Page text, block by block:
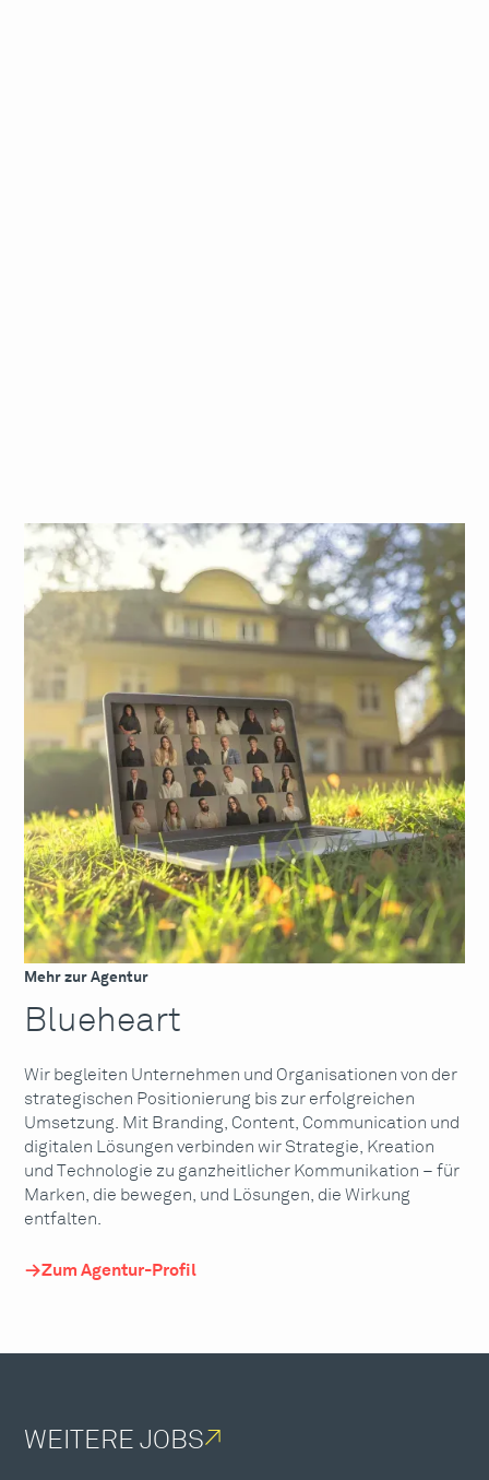
Mehr zur Agentur
Blueheart
Wir begleiten Unternehmen und Organisationen von der
strategischen Positionierung bis zur erfolgreichen
Umsetzung. Mit Branding, Content, Communication und
digitalen Lösungen verbinden wir Strategie, Kreation
und Technologie zu ganzheitlicher Kommunikation – für
Marken, die bewegen, und Lösungen, die Wirkung
entfalten.
Zum Agentur-Profil
WEITERE JOBS↗